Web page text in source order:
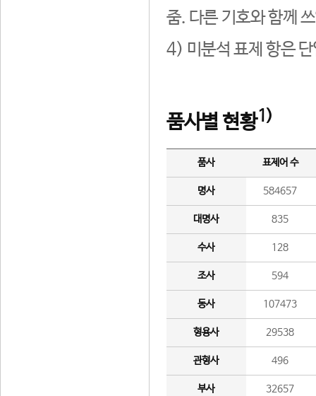
줌. 다른 기호와 함께
4) 미분석 표제 항은
품사별 현황1)
품사 표제어 수
명사 584657
대명사 835
수사 128
조사 594
동사 107473
형용사 29538
관형사 496
부사 32657